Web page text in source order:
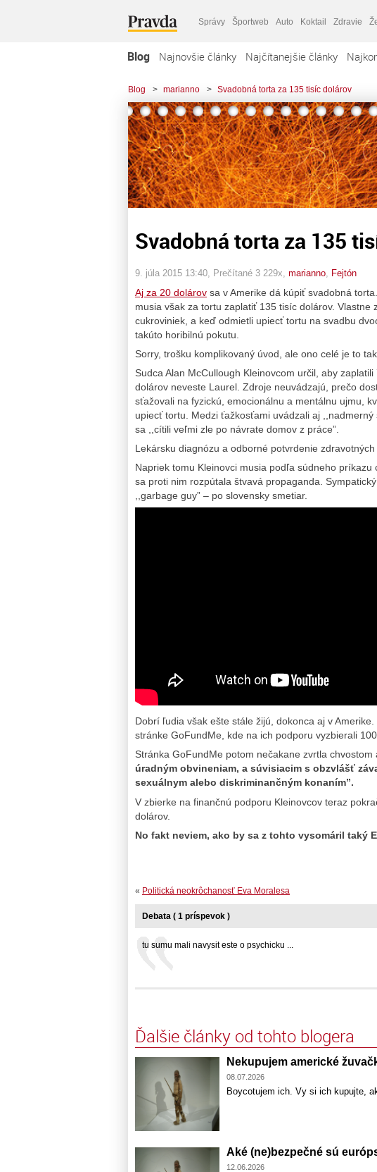
Správy Športweb Auto Koktail Zdravie
Blog Najnovšie články Najčítanejšie články
Blog > marianno > Svadobná torta za 135 tisíc dolárov
Svadobná torta za 135
9. júla 2015 13:40 , Prečítané 3 229x, marianno Fejtón
Aj za 20 dolárov sa v Amerike dá kúpiť svadobná torta.
musia však za tortu zaplatiť 135 tisíc dolárov.
cukroviniek, a keď odmietli upiecť tortu na svadbu
takúto horibilnú pokutu.
Sorry, trošku komplikovaný úvod, ale ono celé je to
Sudca Alan McCullough Kleinovcom určil, aby
dolárov neveste Laurel. Zdroje neuvádzajú, prečo
sťažovali na fyzickú, emocionálnu a mentálnu ujmu,
upiecť tortu. Medzi ťažkosťami uvádzali aj ,,nadmerný
sa ,,cítili veľmi zle po návrate domov z práce”.
Lekársku diagnózu a odborné potvrdenie
Napriek tomu Kleinovci musia podľa súdneho
sa proti nim rozpútala štvavá propaganda.
,,garbage guy” – po slovensky smetiar.
Dobrí ľudia však ešte stále žijú, dokonca aj v
stránke GoFundMe, kde na ich podporu vyzbierali
Stránka GoFundMe potom nečakane zvrtla chvostom
úradným obvineniam, a súvisiacim s obzvlášť
sexuálnym alebo diskriminančným konaním”.
V zbierke na finančnú podporu Kleinovcov teraz
dolárov.
No fakt neviem, ako by sa z tohto vysomáril taký
« Politická neokrôchanosť Eva Moralesa
Debata ( 1 príspevok )
tu sumu mali navysit este o psychicku ...
Ďalšie články od tohto blogera
Nekupujem americké
08.07.2026
Boycotujem ich. Vy si ich kupujte,
Aké (ne)bezpečné sú
12.06.2026